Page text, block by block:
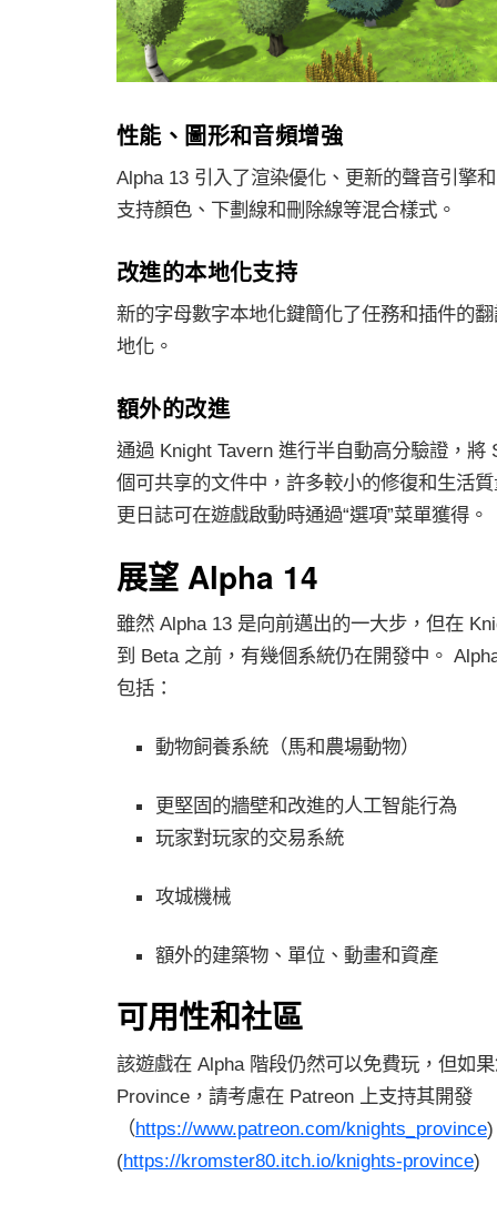
性能、圖形和音頻增強
Alpha 13 引入了渲染優化、更新的聲音引擎
支持顏色、下劃線和刪除線等混合樣式。
改進的本地化支持
新的字母數字本地化鍵簡化了任務和插件的
地化。
額外的改進
通過 Knight Tavern 進行半自動高分驗證，將
個可共享的文件中，許多較小的修復和生活
更日誌可在遊戲啟動時通過“選項”菜單獲得。
展望 Alpha 14
雖然 Alpha 13 是向前邁出的一大步，但在
到 Beta 之前，有幾個系統仍在開發中。
包括：
動物飼養系統（馬和農場動物）
更堅固的牆壁和改進的人工智能行為
玩家對玩家的交易系統
攻城機械
額外的建築物、單位、動畫和資產
可用性和社區
該遊戲在 Alpha 階段仍然可以免費玩，但如
Province，請考慮在 Patreon 上支持其開發
（https://www.patreon.com/knights_province)
(https://kromster80.itch.io/knights-province)